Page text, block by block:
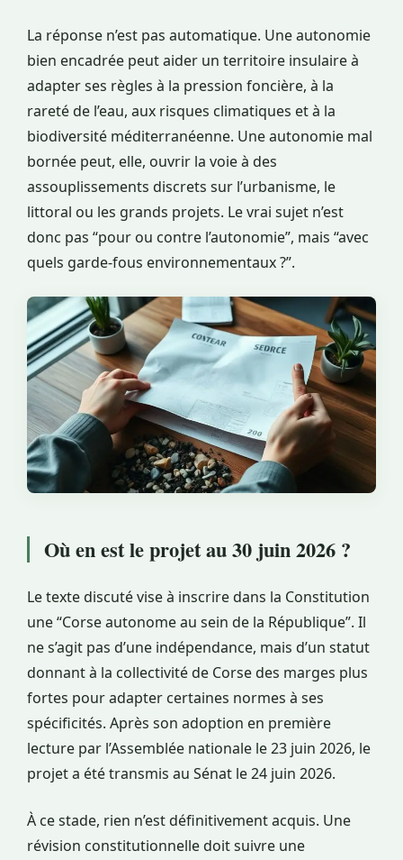
La réponse n’est pas automatique. Une autonomie
bien encadrée peut aider un territoire insulaire à
adapter ses règles à la pression foncière, à la
rareté de l’eau, aux risques climatiques et à la
biodiversité méditerranéenne. Une autonomie mal
bornée peut, elle, ouvrir la voie à des
assouplissements discrets sur l’urbanisme, le
littoral ou les grands projets. Le vrai sujet n’est
donc pas “pour ou contre l’autonomie”, mais “avec
quels garde-fous environnementaux ?”.
Où en est le projet au 30 juin 2026 ?
Le texte discuté vise à inscrire dans la Constitution
une “Corse autonome au sein de la République”. Il
ne s’agit pas d’une indépendance, mais d’un statut
donnant à la collectivité de Corse des marges plus
fortes pour adapter certaines normes à ses
spécificités. Après son adoption en première
lecture par l’Assemblée nationale le 23 juin 2026, le
projet a été transmis au Sénat le 24 juin 2026.
À ce stade, rien n’est définitivement acquis. Une
révision constitutionnelle doit suivre une